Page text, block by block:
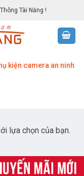
Tài Năng !
kiện camera an ninh
lựa chọn của bạn.